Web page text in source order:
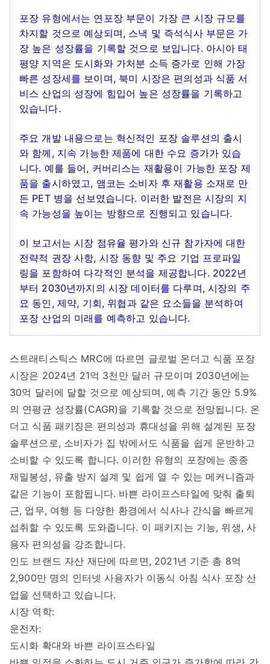
포장 유형에서는 연포장 부문이 가장 큰 시장 규모를
차지할 것으로 예상되며, 스낵 및 즉석식사 부문은 가
장 높은 성장률을 기록할 것으로 보입니다. 아시아 태
평양 지역은 도시화와 가처분 소득 증가로 인해 가장
빠른 성장세를 보이며, 북미 시장은 편의성과 식품 서
비스 산업의 성장에 힘입어 높은 성장률을 기록하고
있습니다.
주요 개발 내용으로는 혁신적인 포장 솔루션의 출시
와 함께, 지속 가능한 제품에 대한 수요 증가가 있습
니다. 예를 들어, 커버리스는 재활용이 가능한 포장 제
품을 출시하였고, 앰코는 소비자 후 재활용 소재로 만
든 PET 병을 선보였습니다. 이러한 발전은 시장의 지
속 가능성을 높이는 방향으로 진행되고 있습니다.
이 보고서는 시장 점유율 평가와 신규 참가자에 대한
전략적 권장 사항, 시장 동향 및 주요 기업 프로파일
링을 포함하여 다각적인 분석을 제공합니다. 2022년
부터 2030년까지의 시장 데이터를 다루며, 시장의 주
요 동인, 제약, 기회, 위협과 같은 요소들을 분석하여
포장 산업의 미래를 예측하고 있습니다.
스트래티스틱스 MRC에 따르면 글로벌 온더고 식품 포장
시장은 2024년 21억 3천만 달러 규모이며 2030년에는
30억 달러에 달할 것으로 예상되며, 예측 기간 동안 5.9%
의 연평균 성장률(CAGR)을 기록할 것으로 전망됩니다. 온
더고 식품 패키징은 편의성과 휴대성을 위해 설계된 포장
솔루션으로, 소비자가 집 밖에서도 식품을 쉽게 운반하고
소비할 수 있도록 합니다. 이러한 유형의 포장에는 종종
재밀봉성, 유출 방지 설계 및 쉽게 열 수 있는 메커니즘과
같은 기능이 포함됩니다. 바쁜 라이프스타일에 맞춰 출퇴
근, 업무, 여행 등 다양한 환경에서 식사나 간식을 빠르게
섭취할 수 있도록 도와줍니다. 이 패키지는 기능, 위생, 사
용자 편의성을 강조합니다.
인도 브랜드 자산 재단에 따르면, 2021년 기준 총 8억
2,900만 명의 인터넷 사용자가 이동식 아침 식사 포장 산
업을 선택하고 있습니다.
시장 역학:
운전자:
도시화 확대와 바쁜 라이프스타일